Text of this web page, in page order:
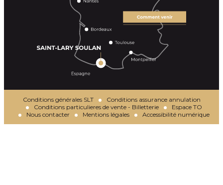
Conditions générales SLT
Conditions assurance annulation
Conditions particulieres de vente - Billetterie
Espace TO
Nous contacter
Mentions légales Accessibilité numérique